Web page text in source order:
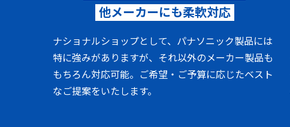
他メーカーにも柔軟対応
ナショナルショップとして、パナソニック製品には
特に強みがありますが、それ以外のメーカー製品も
もちろん対応可能。ご希望・ご予算に応じたベスト
なご提案をいたします。